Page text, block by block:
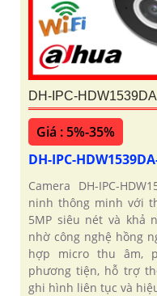
DH-IPC-
Giá : 5%-35%
DH-IPC-
Camera DH-IPC-
ninh thông minh với
5MP siêu nét và khả
nhờ công nghệ hồng
hợp micro thu âm,
phương tiện, hỗ trợ
ghi hình liên tục và